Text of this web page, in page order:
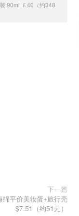
90ml ￡40（约348
下一篇
平价美妆蛋+旅行壳
$7.51（约51元）